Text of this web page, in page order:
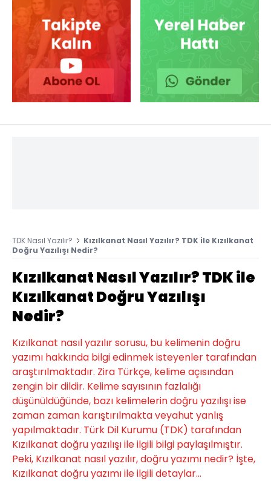
TDK Nasıl Yazılır?
Kızılkanat Nasıl Yazılır? TDK ile Kızılkanat
Doğru Yazılışı Nedir?
Kızılkanat Nasıl Yazılır? TDK ile
Kızılkanat Doğru Yazılışı
Nedir?
Kızılkanat nasıl yazılır sorusu, bu kelimenin doğru
yazımı hakkında bilgi edinmek isteyenler tarafından
araştırılmaktadır. Zira Türkçe, kelime açısından
zengin bir dildir. Kelime sayısının fazlalığı
düşünüldüğünde, bazı kelimelerin doğru yazılışı ise
zaman zaman karıştırılmakta veyahut yanlış
yapılmaktadır. Türk Dil Kurumu (TDK) tarafından
Kızılkanat doğru yazılışı ile ilgili bilgi paylaşılmıştır.
Peki, Kızılkanat nasıl yazılır, doğru yazımı nedir? İşte,
Kızılkanat doğru yazımı ile ilgili detaylar...